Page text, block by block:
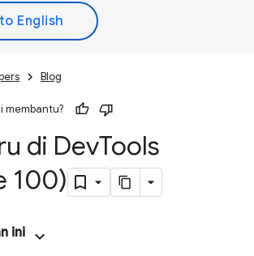
Blog
membantu?
di DevTools
100)
ini